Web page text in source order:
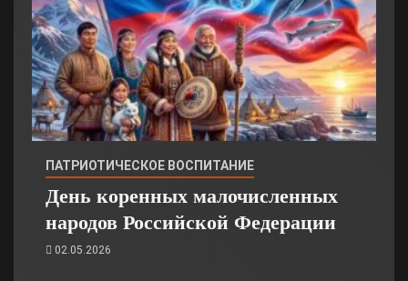
ПАТРИОТИЧЕСКОЕ ВОСПИТАНИЕ
День коренных малочисленных
народов Российской Федерации
02.05.2026